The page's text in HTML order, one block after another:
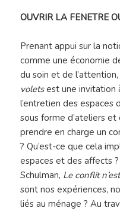
OUVRIR LA FENETRE
Prenant appui sur la
comme une économie
du soin et de l’attention,
voletsest une invitation
l’entretien des espaces
sous forme d’ateliers
prendre en charge un
? Qu’est-ce que cela
espaces et des affects
Schulman, Le conflit
sont nos expériences,
liés au ménage ? Au